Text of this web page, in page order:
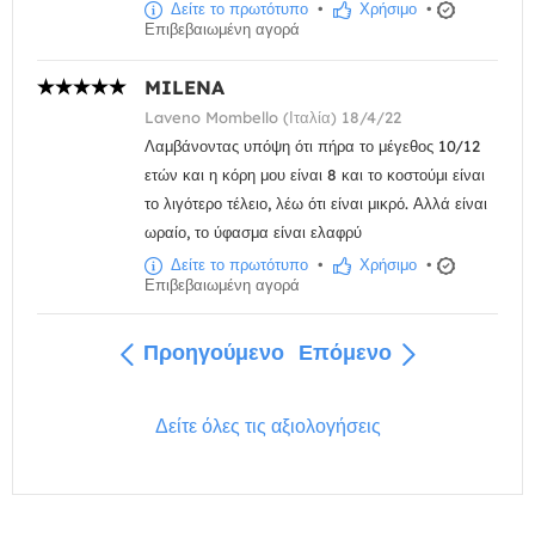
Δείτε το πρωτότυπο • Χρήσιμο •
Επιβεβαιωμένη αγορά
MILENA
Laveno Mombello (Ιταλία) 18/4/22
Λαμβάνοντας υπόψη ότι πήρα το μέγεθος 10/12
ετών και η κόρη μου είναι 8 και το κοστούμι είναι
το λιγότερο τέλειο, λέω ότι είναι μικρό. Αλλά είναι
ωραίο, το ύφασμα είναι ελαφρύ
Δείτε το πρωτότυπο • Χρήσιμο •
Επιβεβαιωμένη αγορά
Προηγούμενο Επόμενο
Δείτε όλες τις αξιολογήσεις